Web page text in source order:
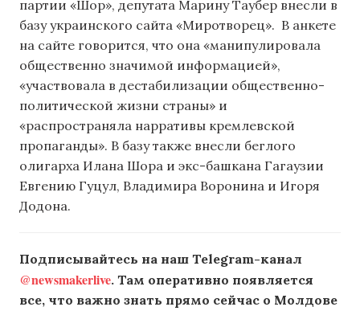
партии «Шор», депутата Марину Таубер внесли в
базу украинского сайта «Миротворец». В анкете
на сайте говорится, что она «манипулировала
общественно значимой информацией»,
«участвовала в дестабилизации общественно-
политической жизни страны» и
«распространяла нарративы кремлевской
пропаганды». В базу также внесли беглого
олигарха Илана Шора и экс-башкана Гагаузии
Евгению Гуцул, Владимира Воронина и Игоря
Додона.
Подписывайтесь на наш Telegram-канал
@newsmakerlive. Там оперативно появляется
все, что важно знать прямо сейчас о Молдове